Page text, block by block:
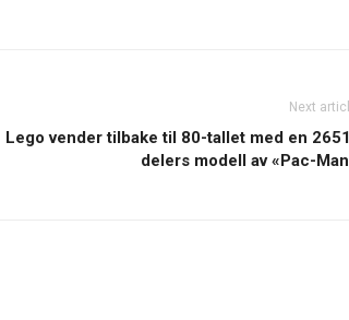
Next
Lego vender tilbake til 80-tallet med en
delers modell av «Pac-